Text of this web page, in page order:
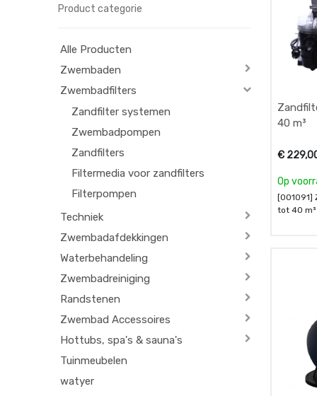
Product categorie
Alle Producten
Zwembaden
Zwembadfilters
Zandfilter systemen
Zwembadpompen
Zandfilters
Filtermedia voor zandfilters
Filterpompen
Techniek
Zwembadafdekkingen
Waterbehandeling
Zwembadreiniging
Randstenen
Zwembad Accessoires
Hottubs, spa's & sauna's
Tuinmeubelen
watyer
40 m³
€
Op
tot 40 m³